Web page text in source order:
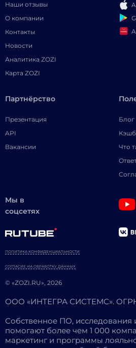
Наши отзывы
О компании
Контакты
Новости
Аналитика ZOZI
Карта ZOZI
Партнёрство
Презентация
API
Вакансии
Блог
Что
Мы в
соцсетях
© «ZOZI.RU», 2026
ПОЛИТИКА КОНФИДЕНЦИАЛЬНОСТИ
СОГЛАСИЕ НА ОБРАБОТКУ ДАННЫХ
ООО «ИНТЕГРА СИСТЕМС». ОГРН:
Собственное ПО, исследования
помогают более чем 1 000
маркетинг и программы